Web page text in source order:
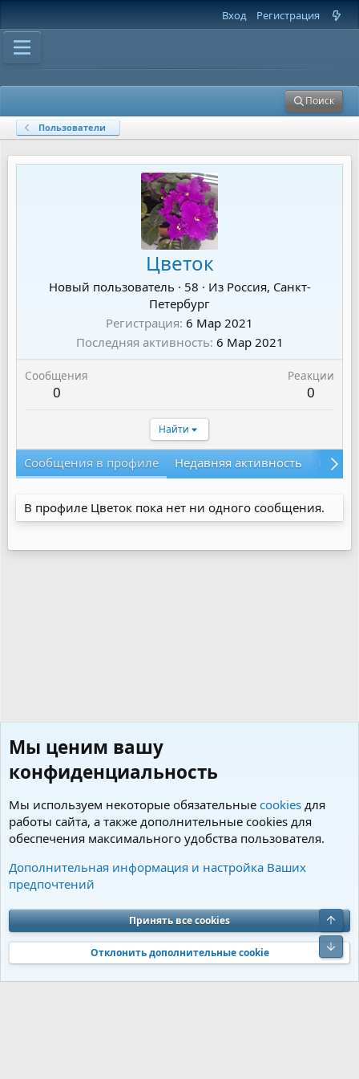
Вход Регистрация
Поиск
Пользователи
Цветок
Новый пользователь · 58 · Из Россия, Санкт-
Петербург
Регистрация 6 Мар 2021
Последняя активность 6 Мар 2021
Сообщения
0
Реакции
0
Найти
Сообщения в профиле Недавняя активность
В профиле Цветок пока нет ни одного сообщения.
Пользователи
Cookies Charm by DCom
Обратная связь
Условия и правила
Политика конфиденциальности
Помощь
S
S
Community platform by XenForo® © 2010-2026 XenForo Ltd. Перевод от
Jumuro®|Media embeds via s9e/MediaSites
Мы ценим вашу
конфиденциальность
Мы используем некоторые обязательные cookies для
работы сайта, а также дополнительные cookies для
обеспечения максимального удобства пользователя.
Дополнительная информация и настройка Ваших
предпочтений
Принять все cookies
Отклонить дополнительные cookie
Верх
Низ